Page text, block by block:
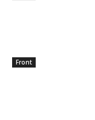
Front